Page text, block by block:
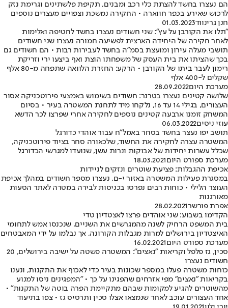
הם נעצרו בחשד להצתת כלי רכב ומבנים, תקיפת פלשתינים וגרימת נזק
לרכוש שאירע בכפר חווארה • החקירה נמשכת וצפויים מעצרים נוספים
חנן גרינווד01.03.2023
"תלו את הקורבן על עץ": שני חשודים נעצרו בחשד לחטיפה ואלימות
לאחר חקירה של היחידה הארצית לפשיעה חמורה נעצרו שני חשודים
תושבי מעלה עירון ומועצת בסמ"ה בחשד לעבירות רבות • הם חשודים גם
בכך שהציתו את בית העסק של משפחתו הוצת ואף ביצעו ירי וזריקת
רימון לעבר ביתו של הקורבן • הרקע: החזרת הלוואה שתפחה מ-80 אלף
שקלים ל-400 אלף
מערכת היום28.09.2022
שלושה קטינים נעצרו בטרנר: חשודים בשימוש באמצעי פירוטכניקה אסור
העצורים, בגילי 14 עד 16, נלקחו מיד לתחנת המשטרה בעיר • בסיום
המשחק זומנו ארבעה קטינים נוספים לחקירה אחרי שפרצו לכר הדשא
עוזי ניסים06.03.2022
תושב יפו נעצר בחשד בסחר באמל"ח עבור אוהדי כדורגל
המשטרה עצרה לחקירה את החשוד, שלכאורה סחר בציוד פירוטכניקה,
שכלל עשרות יחידות של אבוקות ונרות עשן, שנועדו למגרשי הכדורגל
מערכת ספורט היום18.03.2021
אכיפת ההגבלות: פציעת שוטרים ונזקים לניידות
במסגרת פעילות המשטרה באזור י-ם, נעצרו מספר חשודים במהלך אכיפת
העוצר הלילי • כוחות רבים נפרסו בכניסות לבירה במטרה לאתר הסעות
מאורגנות
אפרת פורשר28.02.2021
הקדימו בשבוע: שני אוהדים פרצו לאצטדיון טדי
בית המשפט הרחיק לשנה מהמגרשים את השניים, שנכנסו אמש לתחומי
האיצטדיון בירושלים למרות מגבלות הקורונה, אך נבלמו על ידי המאבטחים
מערכת ספורט היום16.02.2021
סכין, גז פלפל וקריאות "נאצים": המשטרה פשטה על ישיבה בירושלים, 20
חשודים נעצרו
כוחות משטרה פעלו במספר שכונות בעיר כדי לאכוף את התקנות, ונענו
בקריאות "נאצים" מפי אזרחים שהפגינו על כך • "המפגינים ניסו למנוע
מהשוטרים להגיע למקומות שבהם מתקיימת הפרה בוטה של התקנות" •
אחד העצורים עוכב לאחר שנמצאו אצלו סכין ותרסיס גז • צפו בתיעוד